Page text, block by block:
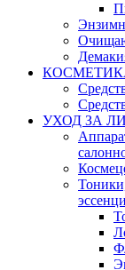
УХОД ЗА